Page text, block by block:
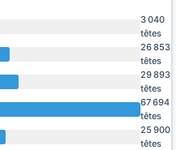
3 040
têtes
26 853
têtes
29 893
têtes
67 694
têtes
25 900
têtes